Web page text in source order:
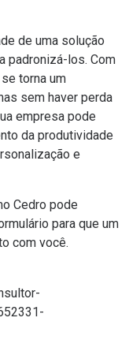
de uma solução
padronizá-los. Com
torna um
sem haver perda
empresa pode
da produtividade
e
Cedro pode
para que um
com você.